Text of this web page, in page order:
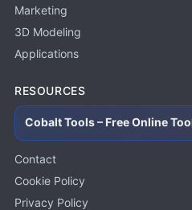
Marketing
3D Modeling
Applications
RESOURCES
Cobalt Tools – Free Online
Contact
Cookie Policy
Privacy Policy